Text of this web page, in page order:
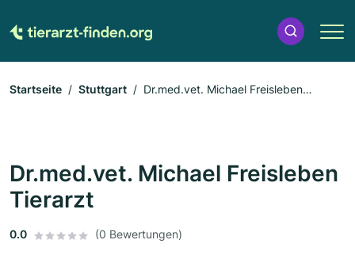
Startseite Stuttgart
Dr.med.vet. Michael Freisleben
Dr.med.vet. Michael Freisleben
Tierarzt
0.0 (0 Bewertungen)